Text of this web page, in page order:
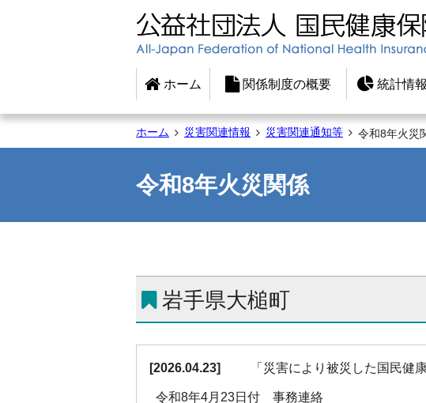
ホーム 関係制度の概要 統計情報
ホーム 災害関連情報 災害関連通知等 令和8年火災
令和8年火災関係
岩手県大槌町
[2026.04.23] 「災害により被災した国民健
令和8年4月23日付 事務連絡